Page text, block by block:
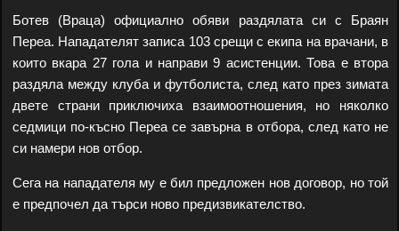
Ботев (Враца) официално обяви раздялата си с Браян
Переа. Нападателят записа 103 срещи с екипа на врачани, в
които вкара 27 гола и направи 9 асистенции. Това е втора
раздяла между клуба и футболиста, след като през зимата
двете страни приключиха взаимоотношения, но няколко
седмици по-късно Переа се завърна в отбора, след като не
си намери нов отбор.
Сега на нападателя му е бил предложен нов договор, но той
е предпочел да търси ново предизвикателство.